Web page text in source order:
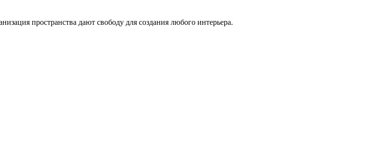
пространства дают свободу для создания любого интерьера.